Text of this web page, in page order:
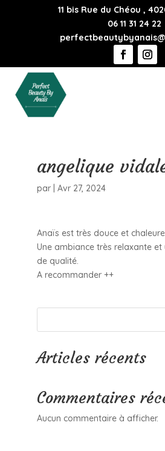
11 bis Rue du Chéou ,
06 11 31 24 22
angelique
par Avr 27, 2024
Anaïs est très douce et
Une ambiance très relaxante
de qualité.
A recommander ++
Articles récents
Commentaires
Aucun commentaire à afficher.